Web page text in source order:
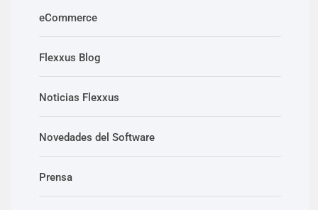
eCommerce
Flexxus Blog
Noticias Flexxus
Novedades del Software
Prensa